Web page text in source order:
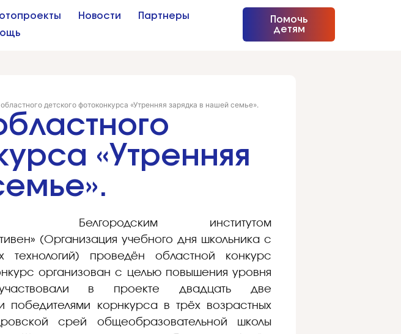
Новости
Партнеры
Помочь
детям
детского фотоконкурса «Утренняя зарядка в нашей семье».
«Утренняя
Белгородским институтом
(Организация учебного дня школьника с
проведён областной конкурс
организован с целью повышения уровня
в проекте двадцать две
корнкурса в трёх возрастных
срей общеобразовательной школы